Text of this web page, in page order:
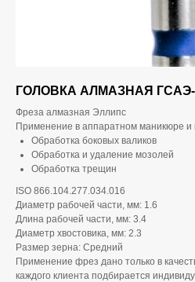
ГОЛОВКА АЛМАЗНАЯ ГСАЭ-
Фреза алмазная Эллипс
Применение в аппаратном маникюре и
Обработка боковых валиков
Обработка и удаление мозолей
Обработка трещин
ISO 866.104.277.034.016
Диаметр рабочей части, мм: 1.6
Длина рабочей части, мм: 3.4
Диаметр хвостовика, мм: 2.3
Размер зерна: Средний
Применение фрез дано только в
каждого клиента подбирается